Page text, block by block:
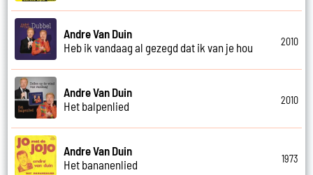
Andre Van Duin
Heb ik vandaag al gezegd dat ik van je hou
2010
Andre Van Duin
Het balpenlied
2010
Andre Van Duin
Het bananenlied
1973